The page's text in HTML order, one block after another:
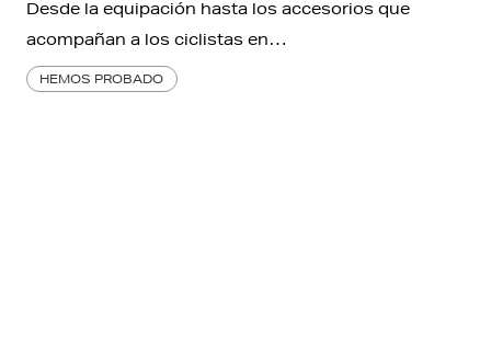
Desde la equipación hasta los accesorios que
acompañan a los ciclistas en…
HEMOS PROBADO